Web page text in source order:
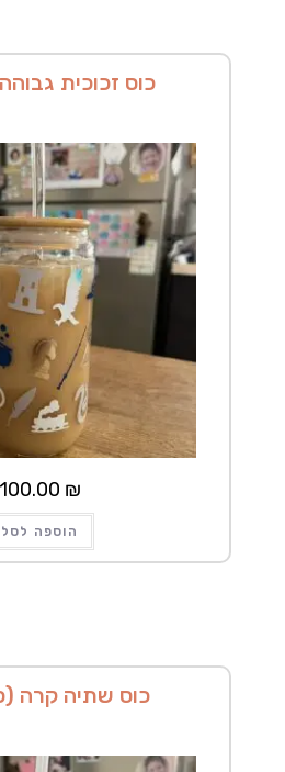
כוס זכוכית
100.00 ₪
הוספה לסל
כוס שתיה קרה